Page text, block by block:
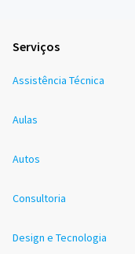
Serviços
Assistência Técnica
Aulas
Autos
Consultoria
Design e Tecnologia